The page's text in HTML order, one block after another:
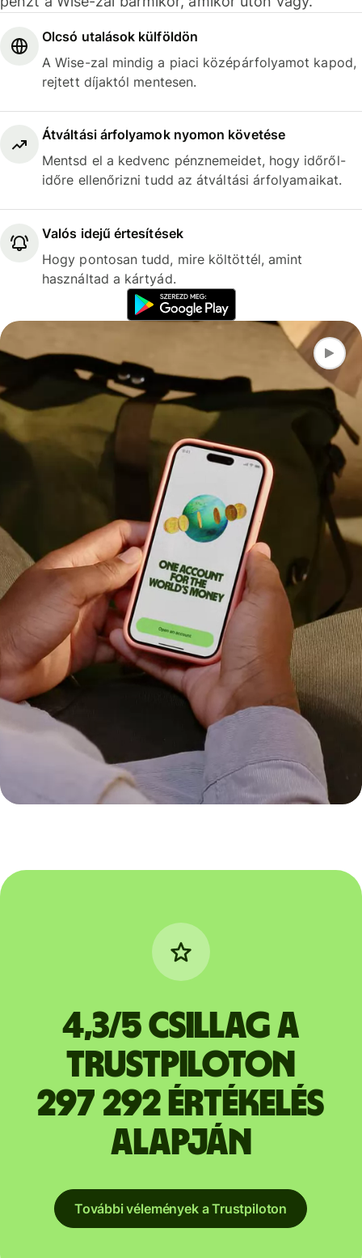
Olcsó utalások külföldön
A Wise-zal mindig a piaci középárfolyamot kapod,
rejtett díjaktól mentesen.
Átváltási árfolyamok nyomon követése
Mentsd el a kedvenc pénznemeidet, hogy időről-
időre ellenőrizni tudd az átváltási árfolyamaikat.
Valós idejű értesítések
Hogy pontosan tudd, mire költöttél, amint
használtad a kártyád.
4,3/5 csillag a
Trustpiloton
297 292 értékelés
alapján
További vélemények a Trustpiloton